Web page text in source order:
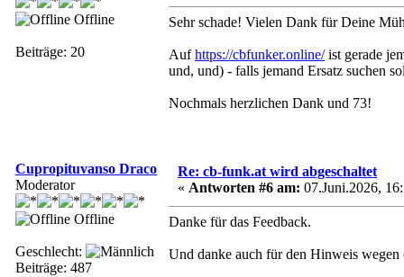
Offline
Beiträge: 20
Sehr schade! Vielen Dank für Deine
Aufhttps://cbfunker.online/ist gerade
und, und) - falls jemand Ersatz suchen
Nochmals herzlichen Dank und 73!
Cupropituvanso Draco
Moderator
Offline
Geschlecht:
Beiträge: 487
Re: cb-funk.at wird abgeschaltet
« Antworten #6 am: 07.Juni.2026,
Danke für das Feedback.
Und danke auch für den Hinweis